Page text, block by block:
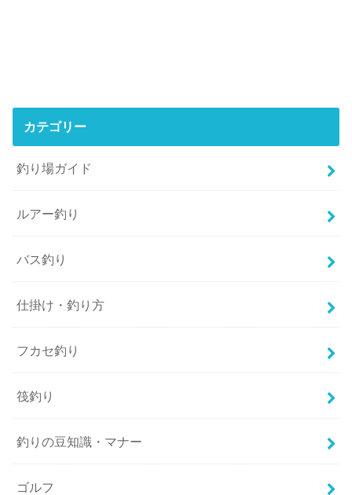
カテゴリー
釣り場ガイド
ルアー釣り
バス釣り
仕掛け・釣り方
フカセ釣り
筏釣り
釣りの豆知識・マナー
ゴルフ